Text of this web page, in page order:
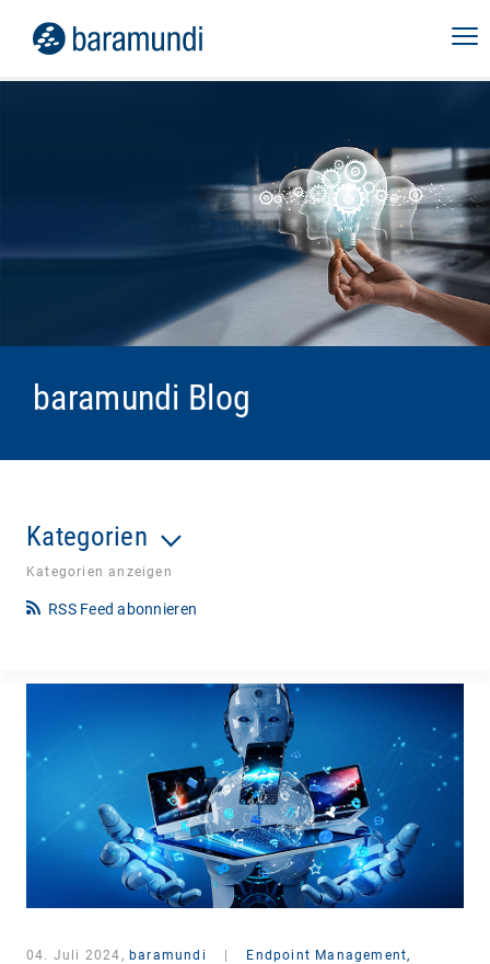
baramundi Blog
Kategorien
Kategorien anzeigen
RSS Feed abonnieren
04. Juli 2024, baramundi
Endpoint Management,